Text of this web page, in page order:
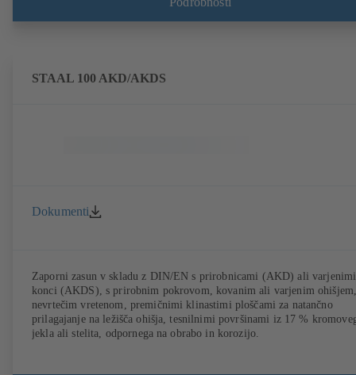
STAAL 100 AKD/AKDS
Dokumenti
Zaporni zasun v skladu z DIN/EN s prirobnicami (AKD) ali varjenimi
konci (AKDS), s prirobnim pokrovom, kovanim ali varjenim
nevrtečim vretenom, premičnimi klinastimi ploščami za natančno
prilagajanje na ležišča ohišja, tesnilnimi površinami iz 17 %
jekla ali stelita, odpornega na obrabo in korozijo.